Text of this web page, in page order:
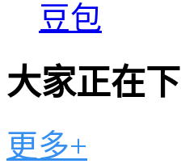
豆包
大家正在下
更多+